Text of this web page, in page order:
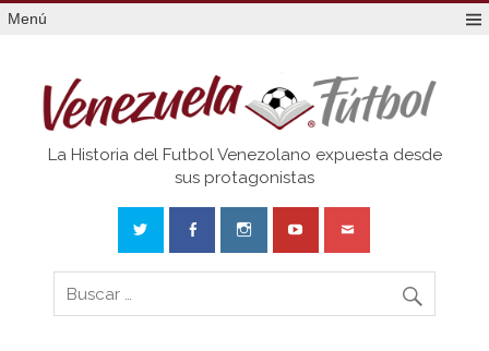
Menú
Venezuela
La Historia del Futbol Venezolano expuesta desde
sus protagonistas